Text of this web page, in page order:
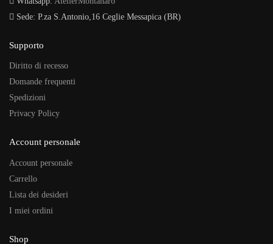
Sede: P.za S.Antonio,16 Ceglie Messapica (BR)
Supporto
Diritto di recesso
Domande frequenti
Spedizioni
Privacy Policy
Account personale
Account personale
Carrello
Lista dei desideri
I miei ordini
Shop